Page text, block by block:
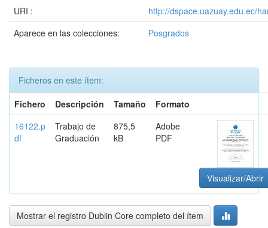
URI :
http://dspace.uazuay.edu.ec/
Aparece en las colecciones:
Posgrados
Ficheros en este ítem:
Fichero
Descripción Tamaño
Formato
16122.p
df
Trabajo de
Graduación
875,5
kB
Adobe
PDF
Visualizar/Abrir
Mostrar el registro Dublin Core completo del ítem